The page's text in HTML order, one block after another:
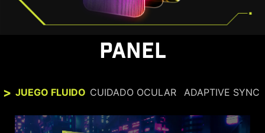
PANEL
JUEGO FLUIDO CUIDADO OCULAR ADAPTIVE SYNC